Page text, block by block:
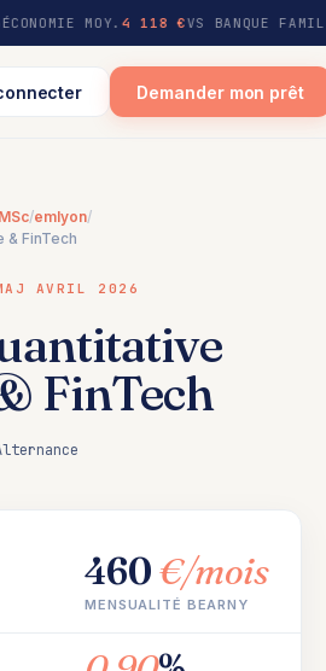
ÉCONOMIE MOY. 4 118 €VS BANQUE
Demander mon prêt
MSc/emlyon/
& FinTech
AVRIL 2026
FinTech
460€/mois
MENSUALITÉ BEARNY